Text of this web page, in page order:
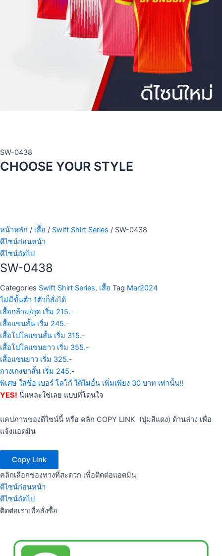
SW-0438
CHOOSE YOUR STYLE
หน้าหลัก / เสื้อ / Swift Shirt Series / SW-0438
ดีไซน์ก่อนหน้า
ดีไซน์ถัดไป
SW-0438
Categories Swift Shirt Series, เสื้อ Tag Mar2024
ไม่มีขั้นต่ำ 1ตัวก็สั่งได้
เสื้อกล้าม/กุด เริ่ม 215.-
เสื้อแขนสั้น เริ่ม 245.-
เสื้อโปโลแขนสั้น เริ่ม 315.-
เสื้อโปโลแขนยาว เริ่ม 355.-
เสื้อแขนยาว เริ่ม 325.-
กางเกงขาสั้น เริ่ม 245.-
พิเศษ ใส่ชื่อ เบอร์ โลโก้ ได้ไม่อั้น เพิ่มเพียง 30 บาท เท่านั้น!!
YES! นี่แหละใช่เลย แบบที่โดนใจ
แคปภาพของดีไซน์นี้ หรือ คลิก COPY LINK (ปุ่มสีแดง) ด้านล่าง เพื่อ
แจ้งแอดมิน
Copy Link
คลิกเลือกช่องทางที่สะดวก เพื่อติดต่อแอดมิน
ดีไซน์ก่อนหน้า
ดีไซน์ถัดไป
ติดต่อเราเพื่อสั่งซื้อ